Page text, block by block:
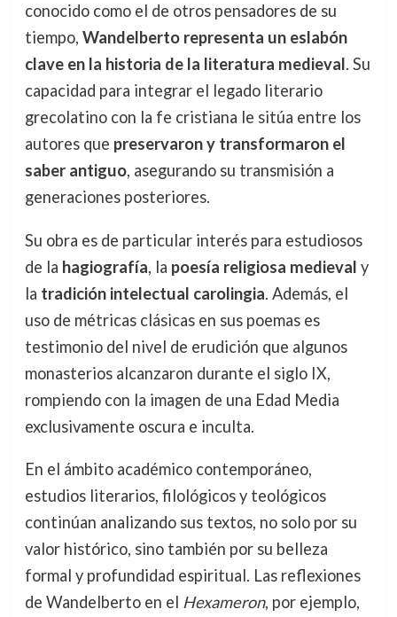
conocido como el de otros pensadores de su
tiempo, Wandelberto representa un eslabón
clave en la historia de la literatura medieval. Su
capacidad para integrar el legado literario
grecolatino con la fe cristiana le sitúa entre los
autores que preservaron y transformaron el
saber antiguo, asegurando su transmisión a
generaciones posteriores.
Su obra es de particular interés para estudiosos
de la hagiografía, la poesía religiosa medieval y
la tradición intelectual carolingia. Además, el
uso de métricas clásicas en sus poemas es
testimonio del nivel de erudición que algunos
monasterios alcanzaron durante el siglo IX,
rompiendo con la imagen de una Edad Media
exclusivamente oscura e inculta.
En el ámbito académico contemporáneo,
estudios literarios, filológicos y teológicos
continúan analizando sus textos, no solo por su
valor histórico, sino también por su belleza
formal y profundidad espiritual. Las reflexiones
de Wandelberto en el Hexameron, por ejemplo,